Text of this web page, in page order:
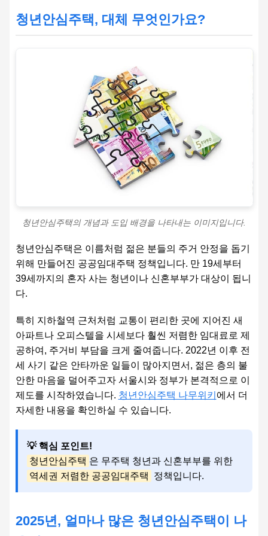
청년안심주택, 대체 무엇인가요?
청년안심주택의 개념과 도입 배경을 나타내는 이미지입니다.
청년안심주택은 이름처럼 젊은 분들의 주거 안정을 돕기
위해 만들어진 공공임대주택 정책입니다. 만 19세부터
39세까지의 혼자 사는 청년이나 신혼부부가 대상이 됩니
다.
특히 지하철역 근처처럼 교통이 편리한 곳에 지어진 새
아파트나 오피스텔을 시세보다 훨씬 저렴한 임대료로 제
공하여, 주거비 부담을 크게 줄여줍니다. 2022년 이후 전
세 사기 같은 안타까운 일들이 많아지면서, 젊은 층의 불
안한 마음을 덜어주고자 서울시와 정부가 본격적으로 이
제도를 시작하였습니다. 청년안심주택 나무위키 에서 더
자세한 내용을 확인하실 수 있습니다.
💡 핵심 포인트!
청년안심주택 은 무주택 청년과 신혼부부를 위한
역세권 저렴한 공공임대주택
정책입니다.
2025년, 얼마나 많은 청년안심주택이 나